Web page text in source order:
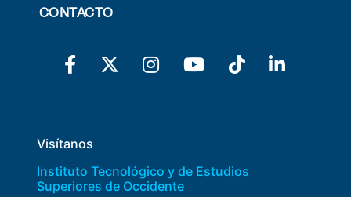
CONTACTO
Visítanos
Instituto Tecnológico y de Estudios
Superiores de Occidente